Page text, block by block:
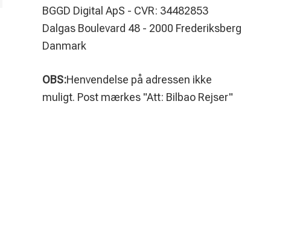
BGGD Digital ApS - CVR: 34482853
Dalgas Boulevard 48 - 2000 Frederiksberg
Danmark
OBS:Henvendelse på adressen ikke
muligt. Post mærkes "Att: Bilbao Rejser"